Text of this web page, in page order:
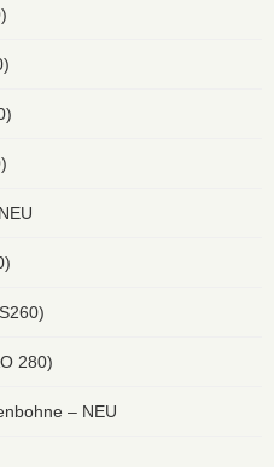
280)
– NEU